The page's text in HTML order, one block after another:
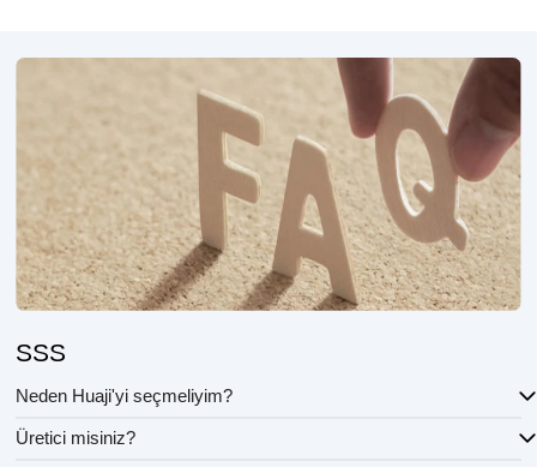
SSS
Neden Huaji'yi seçmeliyim?
Üretici misiniz?